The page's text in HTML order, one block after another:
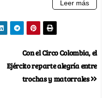
Con el Circo Colombia, el
Ejército reparte alegría entre
trochas y matorrales